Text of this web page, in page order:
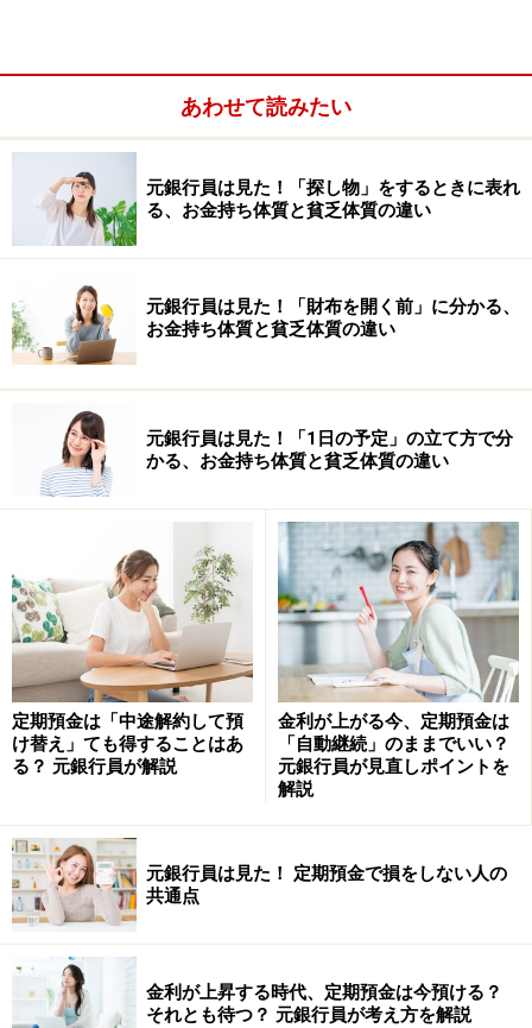
「ツイテナイ」と思ったら、モノをチェッ
クしよう
最近、仕事がうまくいかない、トラブルが続く、急な出
費が増えるというようなときには、まず自分の持ち物を
チェックしてみて下さい。
もしかしたら、自宅にいらな
いモノがあふれているかもしれませんよ。
また、モノを大切にすることはとても大切なことなので
すが、明らかに使えなくなったモノや部分的に壊れてい
る場合にも注意が必要です。
そのような状態になったということは、十分にモノとし
て役目を果たしたのですから、手放すことが大切です。
手放すときには、感謝することも忘れずに！
自宅が清潔でないと運気が悪くなるといわれています
が、それと同じように、いらないモノを溜め込んでいる
あわせて読みたい
元銀行員は見た！「探し物」をするときに表れ
る、お金持ち体質と貧乏体質の違い
元銀行員は見た！「財布を開く前」に分かる、
お金持ち体質と貧乏体質の違い
元銀行員は見た！「1日の予定」の立て方で分
かる、お金持ち体質と貧乏体質の違い
定期預金は「中途解約して預
け替え」ても得することはあ
る？ 元銀行員が解説
金利が上がる今、定期預金は
「自動継続」のままでいい？
元銀行員が見直しポイントを
解説
元銀行員は見た！ 定期預金で損をしない人の
共通点
金利が上昇する時代、定期預金は今預ける？
それとも待つ？ 元銀行員が考え方を解説